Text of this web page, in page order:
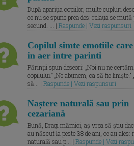
După apariția copiilor, multe cupluri
ce nu se spune prea des: relația se mută
secund. ... | Raspunde | Vezi raspunsuri
Copilul simte emotiile
in aer intre parinti
Părinții spun deseori: „Noi nu ne
copilului.” „Ne abținem, ca să fie liniște.”
să... | Raspunde | Vezi raspunsuri
Naștere naturală sau prin
cezariană
Bună, Dragi mămici, aș vrea să știu
au născut la peste 38 de ani, ce ați ales:
naturală sau p... | Raspunde | Vezi